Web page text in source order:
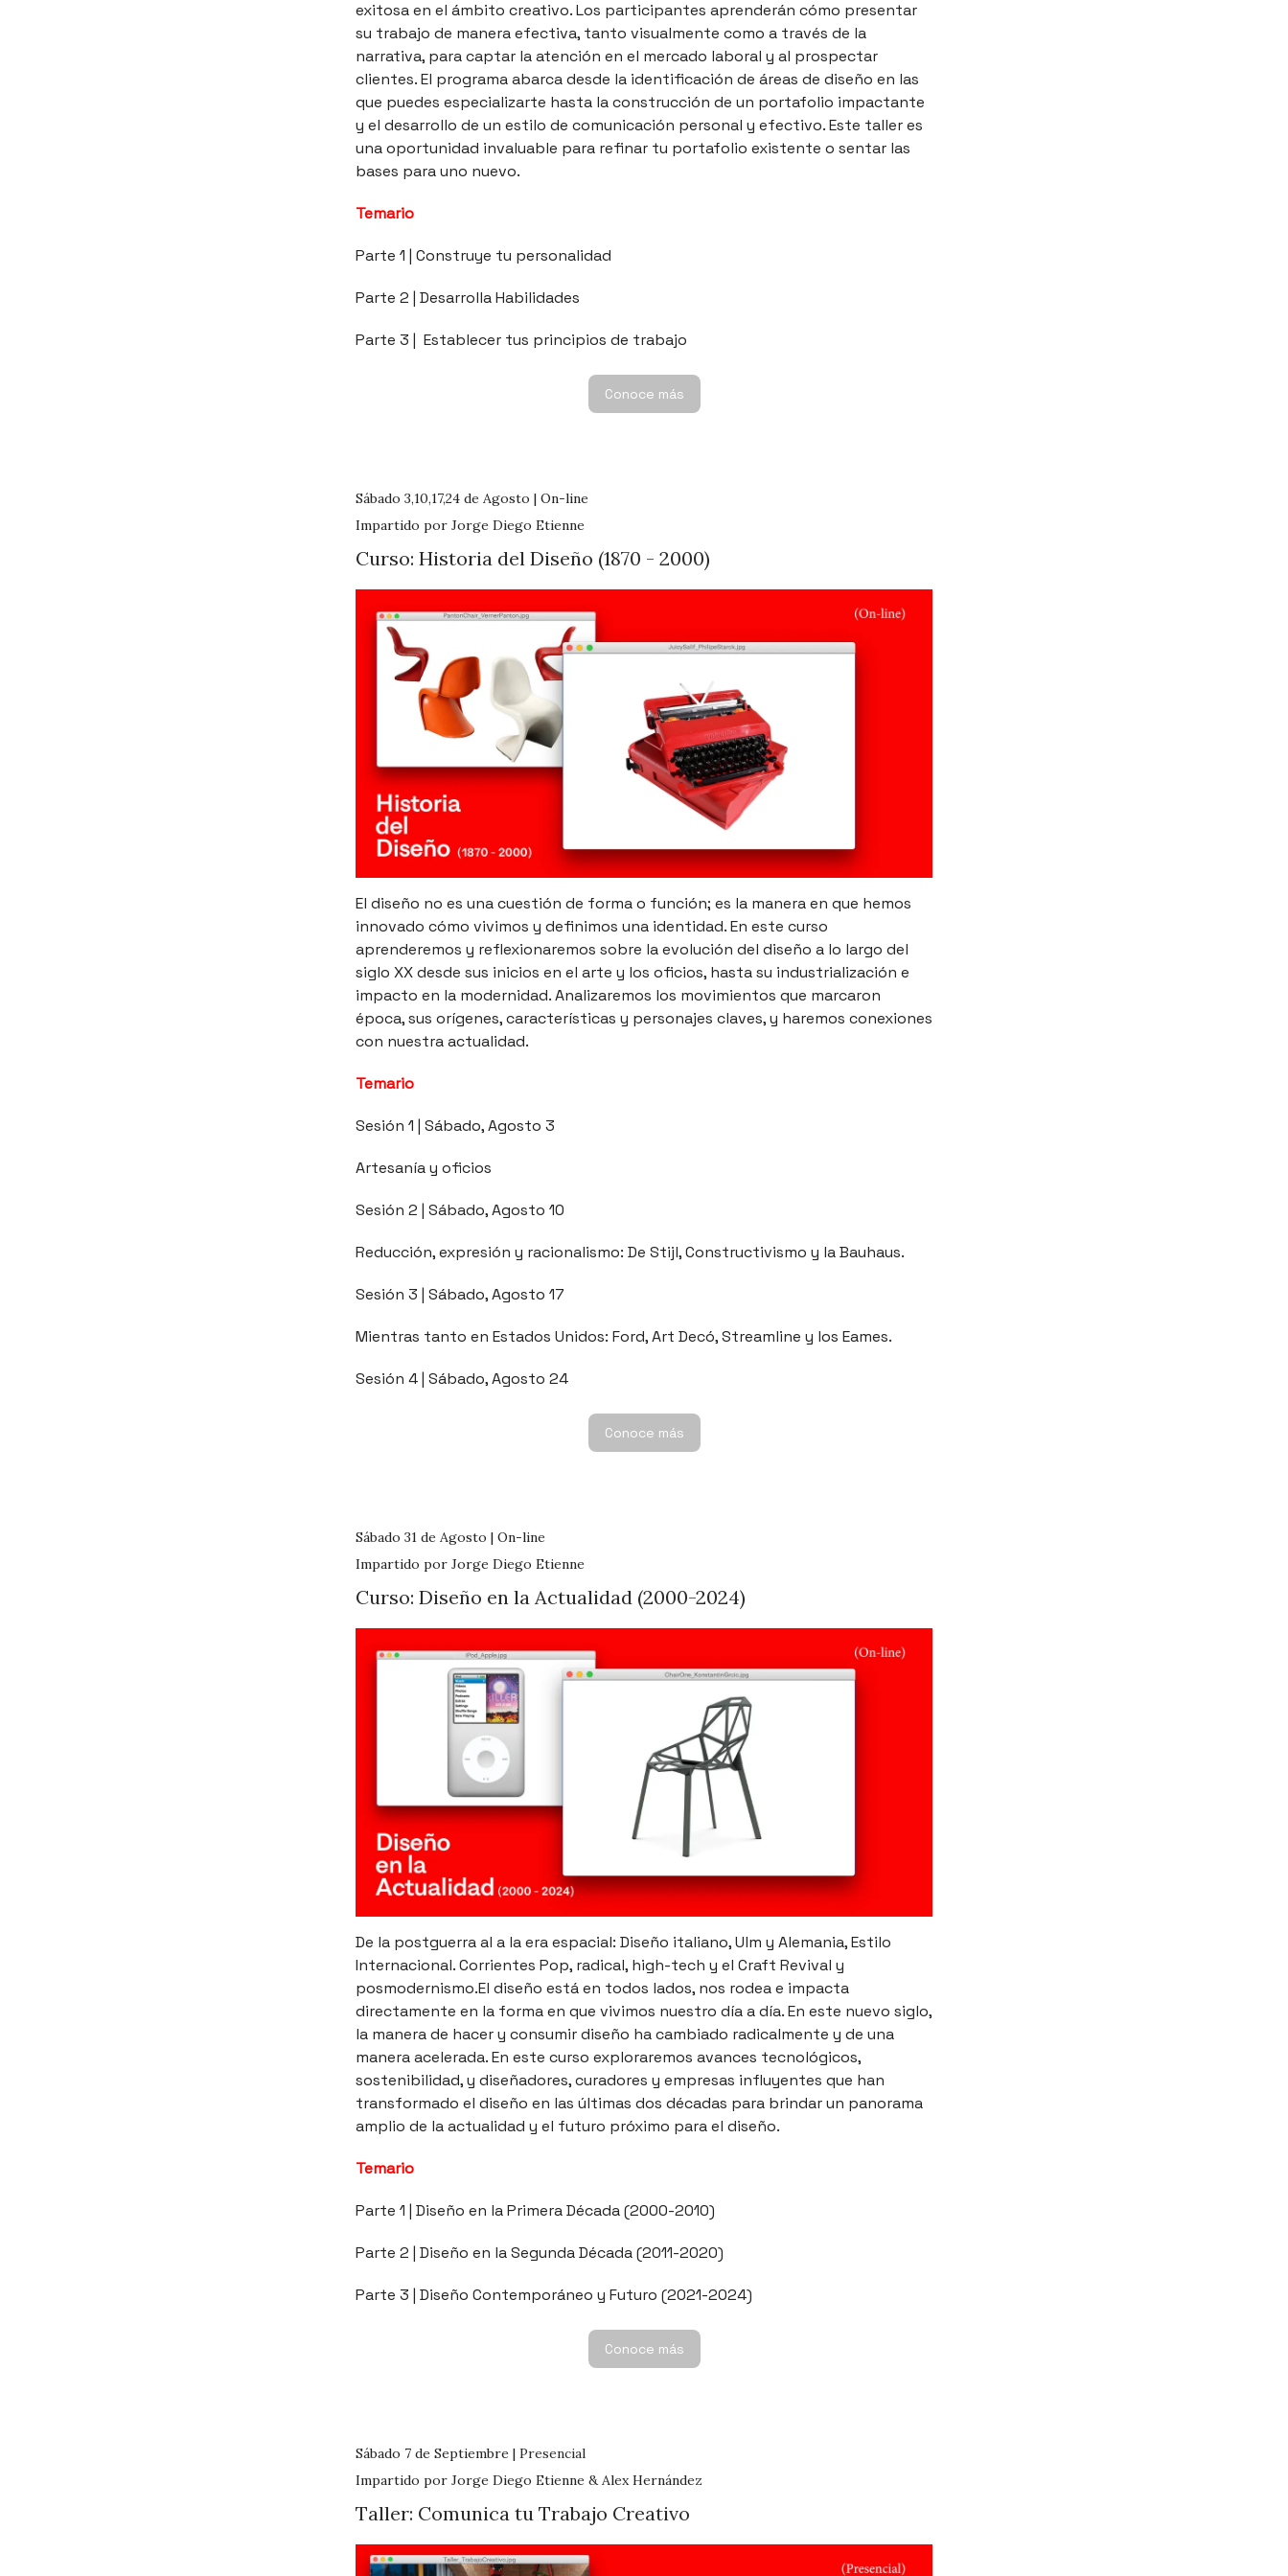
exitosa en el ámbito creativo. Los participantes aprenderán cómo presentar
su trabajo de manera efectiva, tanto visualmente como a través de la
narrativa, para captar la atención en el mercado laboral y al prospectar
clientes. El programa abarca desde la identificación de áreas de diseño en las
que puedes especializarte hasta la construcción de un portafolio impactante
y el desarrollo de un estilo de comunicación personal y efectivo. Este taller es
una oportunidad invaluable para refinar tu portafolio existente o sentar las
bases para uno nuevo.
Temario
Parte 1 | Construye tu personalidad
Parte 2 | Desarrolla Habilidades
Parte 3 | Establecer tus principios de trabajo
Conoce más
Sábado 3,10,17,24 de Agosto | On-line
Impartido por Jorge Diego Etienne
Curso: Historia del Diseño (1870 - 2000)
El diseño no es una cuestión de forma o función; es la manera en que hemos
innovado cómo vivimos y definimos una identidad. En este curso
aprenderemos y reflexionaremos sobre la evolución del diseño a lo largo del
siglo XX desde sus inicios en el arte y los oficios, hasta su industrialización e
impacto en la modernidad. Analizaremos los movimientos que marcaron
época, sus orígenes, características y personajes claves, y haremos conexiones
con nuestra actualidad.
Temario
Sesión 1 | Sábado, Agosto 3
Artesanía y oficios
Sesión 2 | Sábado, Agosto 10
Reducción, expresión y racionalismo: De Stijl, Constructivismo y la Bauhaus.
Sesión 3 | Sábado, Agosto 17
Mientras tanto en Estados Unidos: Ford, Art Decó, Streamline y los Eames.
Sesión 4 | Sábado, Agosto 24
Conoce más
Sábado 31 de Agosto | On-line
Impartido por Jorge Diego Etienne
Curso: Diseño en la Actualidad (2000-2024)
De la postguerra al a la era espacial: Diseño italiano, Ulm y Alemania, Estilo
Internacional. Corrientes Pop, radical, high-tech y el Craft Revival y
posmodernismo.El diseño está en todos lados, nos rodea e impacta
directamente en la forma en que vivimos nuestro día a día. En este nuevo siglo,
la manera de hacer y consumir diseño ha cambiado radicalmente y de una
manera acelerada. En este curso exploraremos avances tecnológicos,
sostenibilidad, y diseñadores, curadores y empresas influyentes que han
transformado el diseño en las últimas dos décadas para brindar un panorama
amplio de la actualidad y el futuro próximo para el diseño.
Temario
Parte 1 | Diseño en la Primera Década (2000-2010)
Parte 2 | Diseño en la Segunda Década (2011-2020)
Parte 3 | Diseño Contemporáneo y Futuro (2021-2024)
Conoce más
Sábado 7 de Septiembre | Presencial
Impartido por Jorge Diego Etienne & Alex Hernández
Taller: Comunica tu Trabajo Creativo